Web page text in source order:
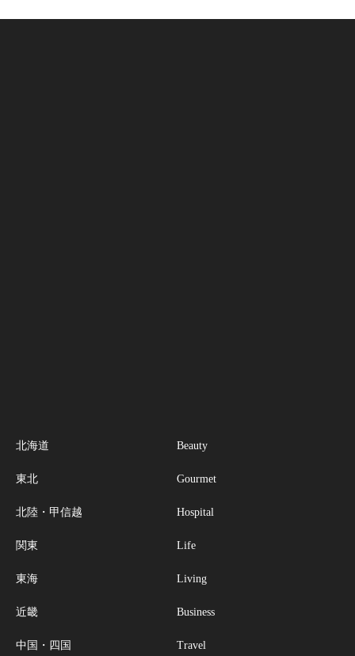
北海道
東北
北陸・甲信越
関東
東海
近畿
中国・四国
Beauty
Gourmet
Hospital
Life
Living
Business
Travel